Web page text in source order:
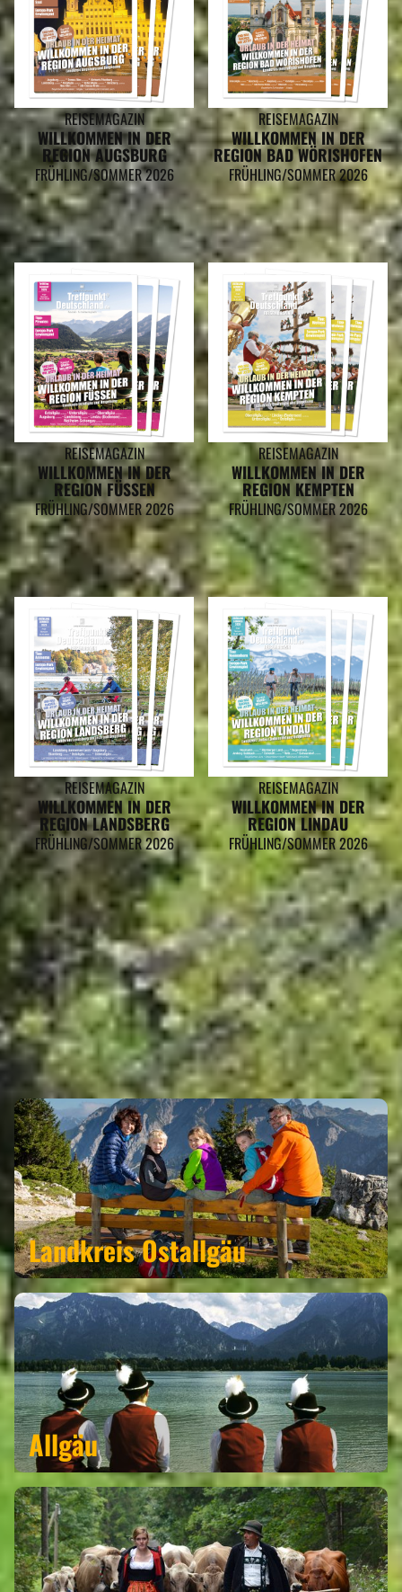
REISEMAGAZIN
WILLKOMMEN IN DER
REGION AUGSBURG
FRÜHLING/SOMMER 2026
REISEMAGAZIN
WILLKOMMEN IN DER
REGION BAD WÖRISHOFEN
FRÜHLING/SOMMER 2026
REISEMAGAZIN
WILLKOMMEN IN DER
REGION FÜSSEN
FRÜHLING/SOMMER 2026
REISEMAGAZIN
WILLKOMMEN IN DER
REGION KEMPTEN
FRÜHLING/SOMMER 2026
REISEMAGAZIN
WILLKOMMEN IN DER
REGION LANDSBERG
FRÜHLING/SOMMER 2026
REISEMAGAZIN
WILLKOMMEN IN DER
REGION LINDAU
FRÜHLING/SOMMER 2026
HOPFERAU GEHÖRT ZU DEN
REGIONEN
Landkreis Ostallgäu
Allgäu